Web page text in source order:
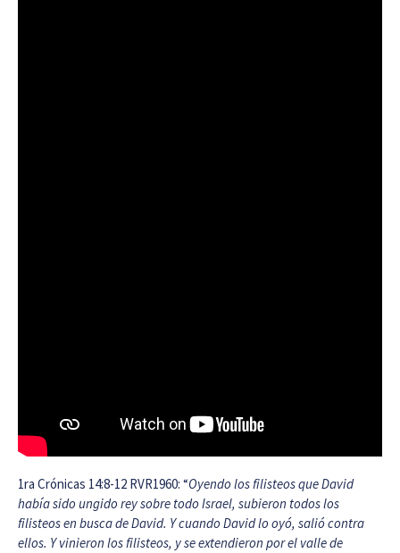
1ra Crónicas 14:8-12 RVR1960: “Oyendo los filisteos que David
había sido ungido rey sobre todo Israel, subieron todos los
filisteos en busca de David. Y cuando David lo oyó, salió contra
ellos. Y vinieron los filisteos, y se extendieron por el valle de